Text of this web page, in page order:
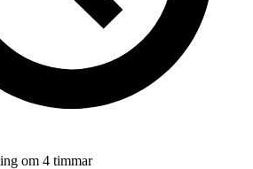
om 4 timmar